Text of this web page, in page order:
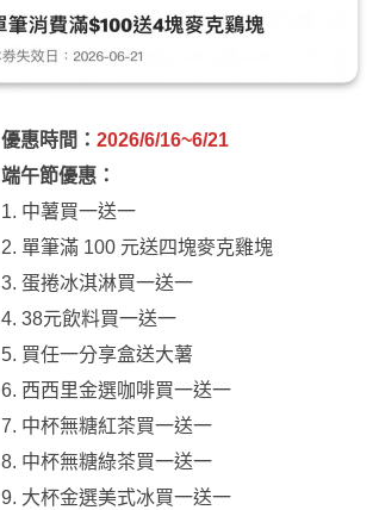
優惠時間： 2026/6/16~6/21
端午節優惠：
1. 中薯買一送一
2. 單筆滿 100 元送四塊麥克雞塊
3. 蛋捲冰淇淋買一送一
4. 38元飲料買一送一
5. 買任一分享盒送大薯
6. 西西里金選咖啡買一送一
7. 中杯無糖紅茶買一送一
8. 中杯無糖綠茶買一送一
9. 大杯金選美式冰買一送一